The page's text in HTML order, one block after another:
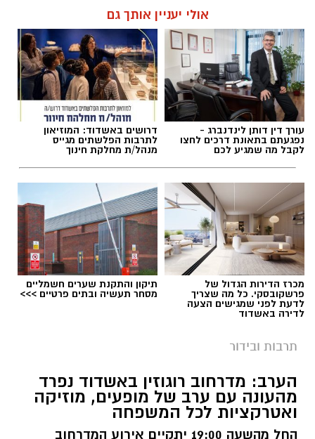
להאזנה לתוכן:
אלדה נתנאל / 10:10 07.08.26
תגים:פסטיבל תור הזהב אשדוד
אולי יעניין אותך גם
עורך דין דותן לינדנברג -
נפגעתם בתאונת דרכים לחצו
לקבל מה שמגיע לכם
דרושים באשדוד: המוזיאון
לתרבות הפלשתים מגייס
מנהל/ת מחלקת חינוך
מכרז הדירות הגדול של
פרשקובסקי. כל מה שצריך
לדעת לפני שמגישים הצעה
לדירה באשדוד
תיקון והתקנת שערים חשמליים
מסחר תעשיה ובתים פרטיים >>>
תרבות ובידור
הערב: מדרחוב רוגוזין באשדוד נפרד
מהעונה עם ערב של מופעים, מוזיקה
ואטרקציות לכל המשפחה
החל מהשעה 19:00 יתקיים אירוע המדרחוב